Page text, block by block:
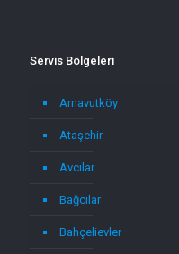
Servis Bölgeleri
Arnavutköy
Ataşehir
Avcılar
Bağcılar
Bahçelievler